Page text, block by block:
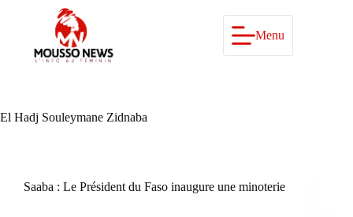
Menu
El Hadj Souleymane Zidnaba
Saaba : Le Président du Faso inaugure une minoterie